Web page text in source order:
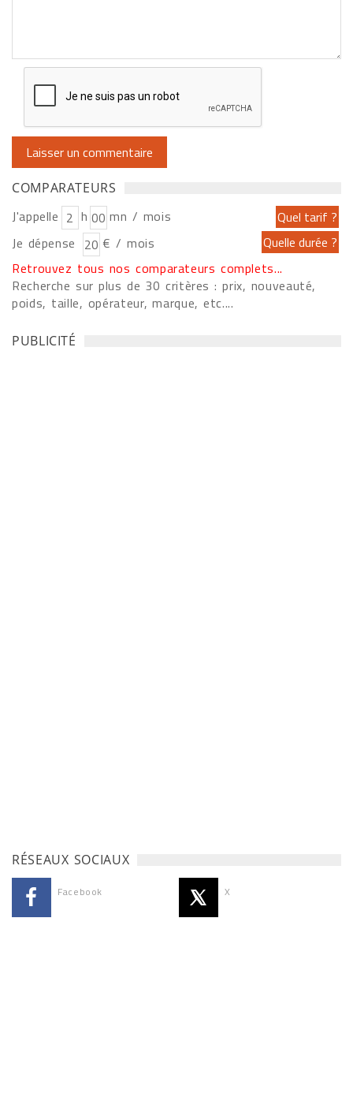
COMPARATEURS
J'appelle h
mn / mois
Je dépense
€ / mois
Retrouvez tous nos comparateurs complets...
Recherche sur plus de 30 critères : prix, nouveauté,
poids, taille, opérateur, marque, etc....
PUBLICITÉ
RÉSEAUX SOCIAUX
Facebook X